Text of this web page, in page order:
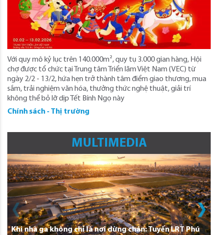
Với quy mô kỷ lục trên 140.000m², quy tụ 3.000 gian hàng, Hội
chợ được tổ chức tại Trung tâm Triển lãm Việt Nam (VEC) từ
ngày 2/2 - 13/2, hứa hẹn trở thành tâm điểm giao thương, mua
sắm, trải nghiệm văn hóa, thưởng thức nghệ thuật, giải trí
không thể bỏ lỡ dịp Tết Bính Ngọ này
Chính sách - Thị trường
MULTIMEDIA
Khi nhà ga không chỉ là nơi dừng chân: Tuyến LRT Phú